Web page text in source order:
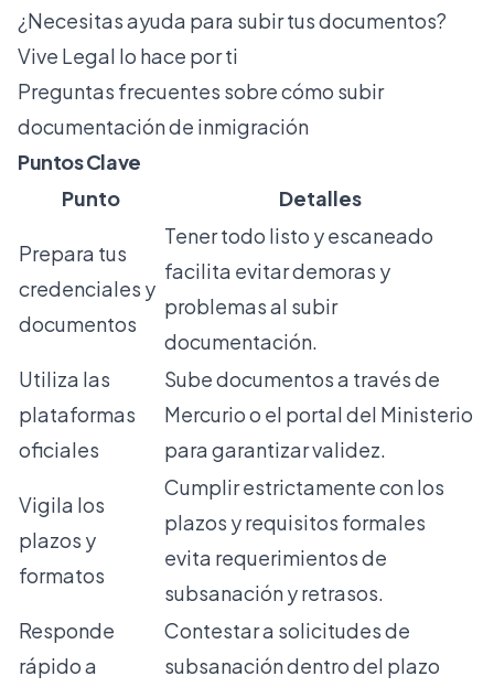
¿Necesitas ayuda para subir tus documentos?
Vive Legal lo hace por ti
Preguntas frecuentes sobre cómo subir
documentación de inmigración
Puntos Clave
Punto
Detalles
Prepara tus
credenciales y
documentos
Tener todo listo y escaneado
facilita evitar demoras y
problemas al subir
documentación.
Utiliza las
plataformas
oficiales
Sube documentos a través de
Mercurio o el portal del Ministerio
para garantizar validez.
Vigila los
plazos y
formatos
Cumplir estrictamente con los
plazos y requisitos formales
evita requerimientos de
subsanación y retrasos.
Responde
rápido a
Contestar a solicitudes de
subsanación dentro del plazo